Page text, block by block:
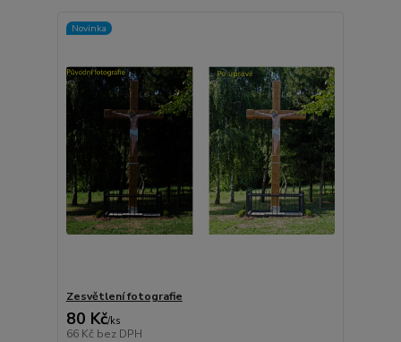
Novinka
Zesvětlení fotografie
80 Kč/ks
66 Kč bez DPH